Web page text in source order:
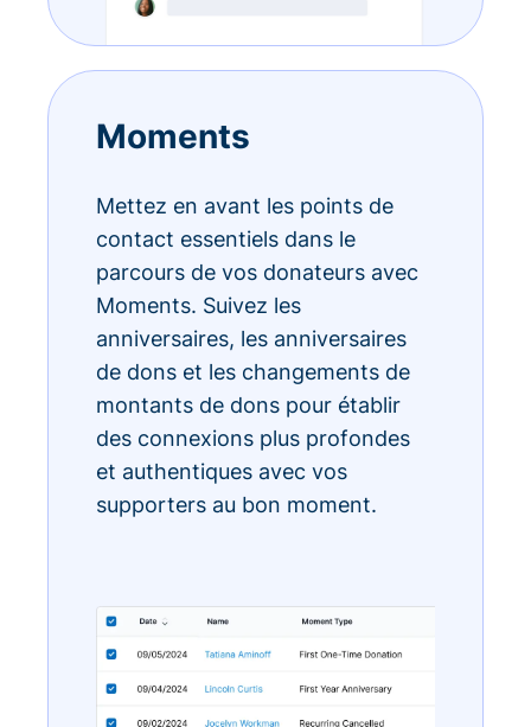
Moments
Mettez en avant les points de
contact essentiels dans le
parcours de vos donateurs avec
Moments. Suivez les
anniversaires, les anniversaires
de dons et les changements de
montants de dons pour établir
des connexions plus profondes
et authentiques avec vos
supporters au bon moment.